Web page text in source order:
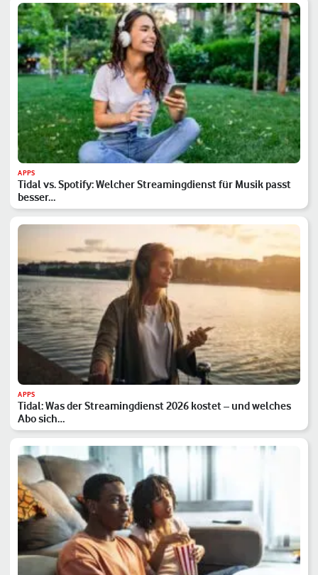
APPS
Tidal vs. Spotify: Welcher Streamingdienst für Musik passt
besser…
APPS
Tidal: Was der Streamingdienst 2026 kostet – und welches
Abo sich…